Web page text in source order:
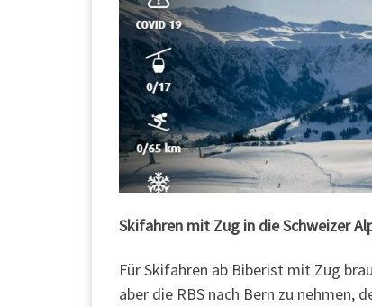
Skifahren mit Zug in die Schweizer
Für Skifahren ab Biberist mit Zug
aber die RBS nach Bern zu nehmen,